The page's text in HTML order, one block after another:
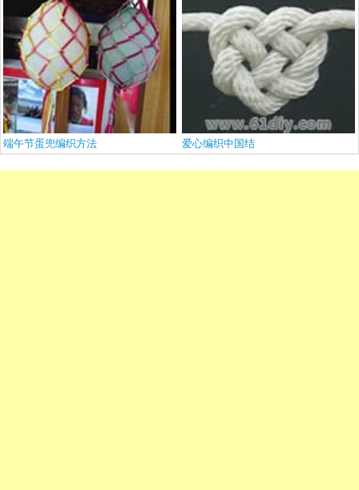
端午节蛋兜编织方法 爱心编织中国结